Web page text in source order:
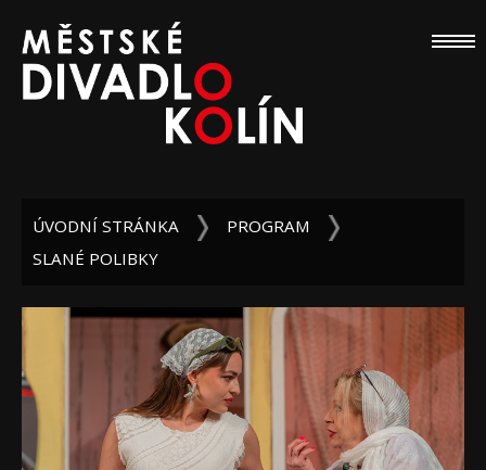
ÚVODNÍ STRÁNKA
PROGRAM
SLANÉ POLIBKY